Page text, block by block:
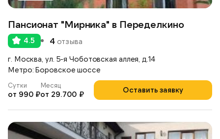
Пансионат "Мирника" в Переделкино
4.5 4отзыва
г. Москва, ул. 5-я Чоботовская аллея, д.14
Метро: Боровское шоссе
Оставить заявку
Сутки
от 990 ₽
Месяц
от 29.700 ₽